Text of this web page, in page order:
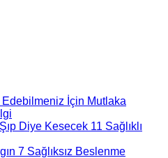
İçin Mutlaka
Diye Kesecek 11 Sağlıklı
7 Sağlıksız Beslenme